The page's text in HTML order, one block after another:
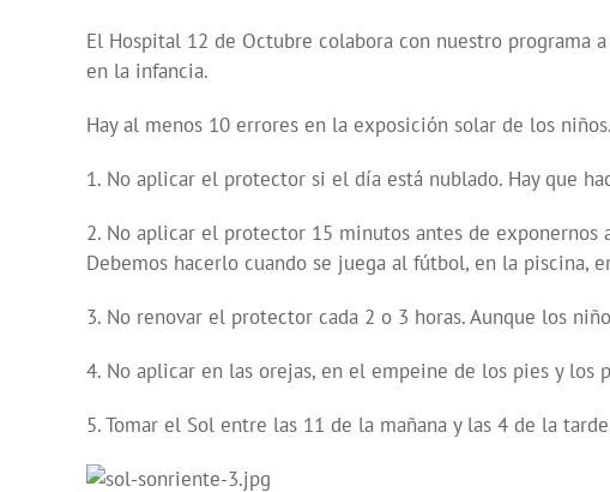
El Hospital 12 de Octubre colabora con nuestro programa
en la infancia.
Hay al menos 10 errores en la exposición solar de los niños.
1. No aplicar el protector si el día está nublado. Hay que
2. No aplicar el protector 15 minutos antes de exponernos
Debemos hacerlo cuando se juega al fútbol, en la piscina,
3. No renovar el protector cada 2 o 3 horas. Aunque los
4. No aplicar en las orejas, en el empeine de los pies y los
5. Tomar el Sol entre las 11 de la mañana y las 4 de la